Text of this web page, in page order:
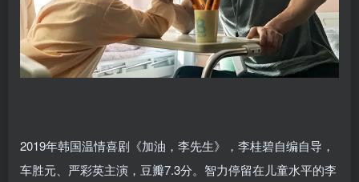
2019年韩国温情喜剧《加油，李先生》，李桂碧自编自导，
车胜元、严彩英主演，豆瓣7.3分。智力停留在儿童水平的李